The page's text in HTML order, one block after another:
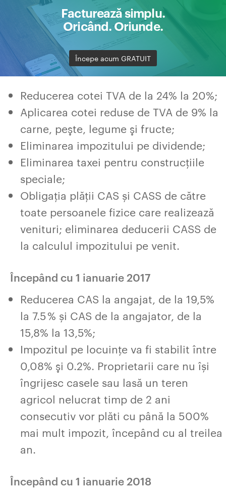
Facturează simplu.
Oricând. Oriunde.
Începe acum GRATUIT
Reducerea cotei TVA de la 24% la 20%;
Aplicarea cotei reduse de TVA de 9% la
carne, peşte, legume şi fructe;
Eliminarea impozitului pe dividende;
Eliminarea taxei pentru construcțiile
speciale;
Obligația plății CAS și CASS de către
toate persoanele fizice care realizează
venituri; eliminarea deducerii CASS de
la calculul impozitului pe venit.
Începând cu 1 ianuarie 2017
Reducerea CAS la angajat, de la 19,5%
la 7.5 % și CAS de la angajator, de la
15,8% la 13,5%;
Impozitul pe locuințe va fi stabilit între
0,08% şi 0.2%. Proprietarii care nu își
îngrijesc casele sau lasă un teren
agricol nelucrat timp de 2 ani
consecutiv vor plăti cu până la 500%
mai mult impozit, începând cu al treilea
an.
Începând cu 1 ianuarie 2018